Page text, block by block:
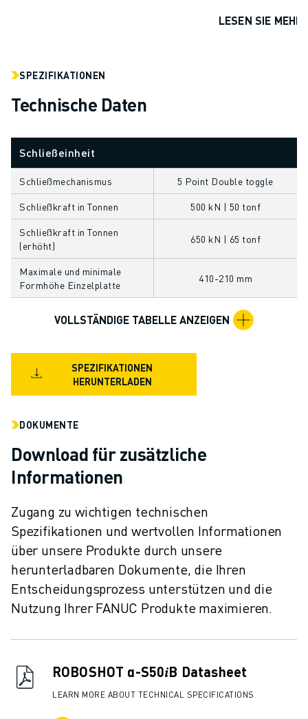
KARRIERE
JETZT BEWERBEN » KARRIEREPORTAL
KONTAKT
STANDORTE
IMPRESSUM
LESEN SIE MEHR
SPEZIFIKATIONEN
Technische Daten
Schließeinheit
Schließmechanismus 5 Point Double toggle
Schließkraft in Tonnen 500 kN | 50 tonf
Schließkraft in Tonnen
(erhöht)
650 kN | 65 tonf
Maximale und minimale
Formhöhe Einzelplatte
410-210 mm
VOLLSTÄNDIGE TABELLE ANZEIGEN
SPEZIFIKATIONEN
HERUNTERLADEN
DOKUMENTE
Download für zusätzliche
Informationen
Zugang zu wichtigen technischen
Spezifikationen und wertvollen Informationen
über unsere Produkte durch unsere
herunterladbaren Dokumente, die Ihren
Entscheidungsprozess unterstützen und die
Nutzung Ihrer FANUC Produkte maximieren.
ROBOSHOT α-S50𝑖B Datasheet
LEARN MORE ABOUT TECHNICAL SPECIFICATIONS